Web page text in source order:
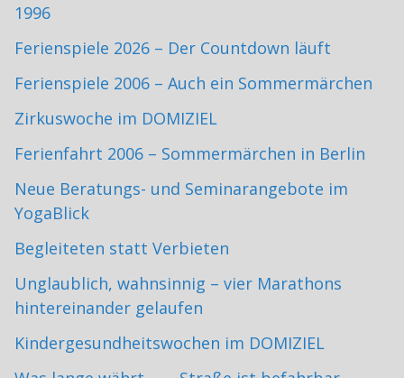
1996
Ferienspiele 2026 – Der Countdown läuft
Ferienspiele 2006 – Auch ein Sommermärchen
Zirkuswoche im DOMIZIEL
Ferienfahrt 2006 – Sommermärchen in Berlin
Neue Beratungs- und Seminarangebote im
YogaBlick
Begleiteten statt Verbieten
Unglaublich, wahnsinnig – vier Marathons
hintereinander gelaufen
Kindergesundheitswochen im DOMIZIEL